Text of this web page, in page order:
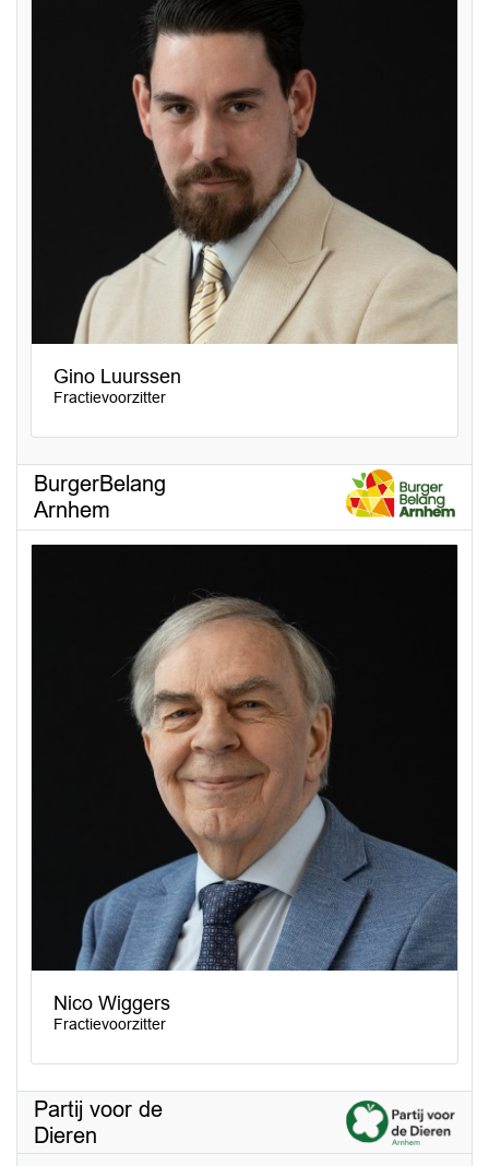
Gino Luurssen
Fractievoorzitter
BurgerBelang
Arnhem
Nico Wiggers
Fractievoorzitter
Partij voor de
Dieren